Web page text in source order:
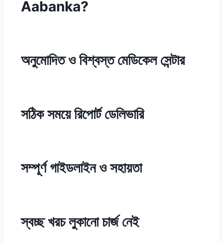
Aabanka?
অনুমোদিত ও বিশ্বস্ত মেডিকেল সেন্টার
সঠিক সময়ে রিপোর্ট ডেলিভারি
সম্পূর্ণ গাইডলাইন ও সহায়তা
স্বচ্ছ খরচ লুকানো চার্জ নেই